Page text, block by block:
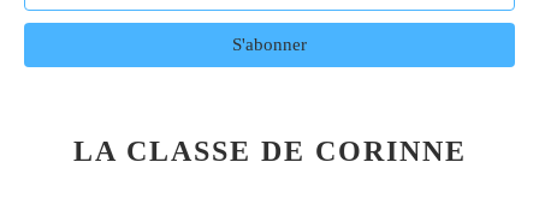
LA CLASSE DE CORINNE